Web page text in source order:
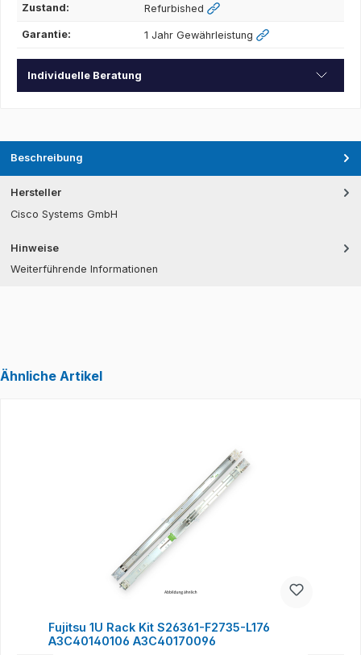
Zustand: Refurbished
Garantie: 1 Jahr Gewährleistung
Individuelle Beratung
Beschreibung
Hersteller
Cisco Systems GmbH
Hinweise
Weiterführende Informationen
Ähnliche Artikel
Fujitsu 1U Rack Kit S26361-F2735-L176
A3C40140106 A3C40170096